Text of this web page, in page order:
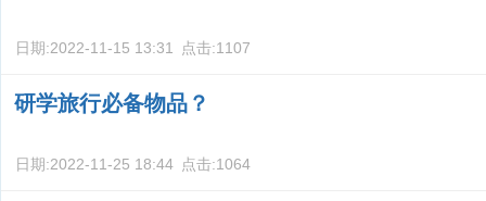
日期:2022-11-15 13:31 点击:1107
研学旅行必备物品？
日期:2022-11-25 18:44 点击:1064